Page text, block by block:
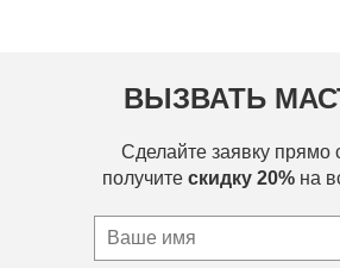
ВЫЗВАТЬ
Сделайте заявку прямо
получите скидку 20% на